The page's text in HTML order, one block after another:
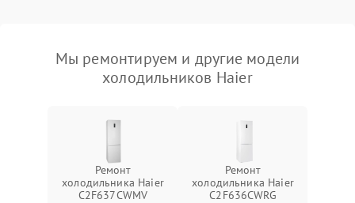
Мы ремонтируем и другие модели
холодильников Haier
Ремонт
холодильника Haier
C2F637CWMV
Ремонт
холодильника Haier
C2F636CWRG